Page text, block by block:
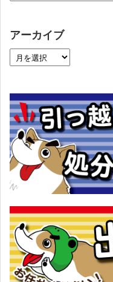
アーカイブ